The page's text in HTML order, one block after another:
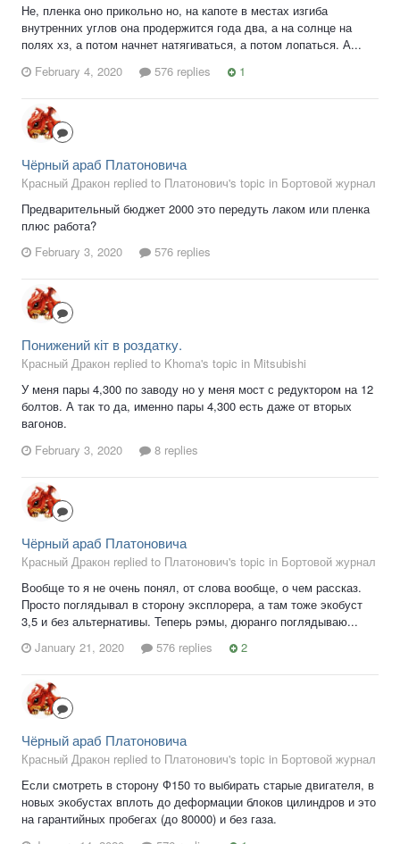
Не, пленка оно прикольно но, на капоте в местах изгиба
внутренних углов она продержится года два, а на солнце на
полях хз, а потом начнет натягиваться, а потом лопаться. А...
February 4, 2020
576 replies 1
Чёрный араб Платоновича
Красный Дракон replied to Платонович's topic in Бортовой журнал
Предварительный бюджет 2000 это передуть лаком или пленка
плюс работа?
February 3, 2020
576 replies
Понижений кіт в роздатку.
Красный Дракон replied to Khoma's topic in Mitsubishi
У меня пары 4,300 по заводу но у меня мост с редуктором на 12
болтов. А так то да, именно пары 4,300 есть даже от вторых
вагонов.
February 3, 2020
8 replies
Чёрный араб Платоновича
Красный Дракон replied to Платонович's topic in Бортовой журнал
Вообще то я не очень понял, от слова вообще, о чем рассказ.
Просто поглядывал в сторону эксплорера, а там тоже экобуст
3,5 и без альтернативы. Теперь рэмы, дюранго поглядываю...
January 21, 2020
576 replies 2
Чёрный араб Платоновича
Красный Дракон replied to Платонович's topic in Бортовой журнал
Если смотреть в сторону Ф150 то выбирать старые двигателя, в
новых экобустах вплоть до деформации блоков цилиндров и это
на гарантийных пробегах (до 80000) и без газа.